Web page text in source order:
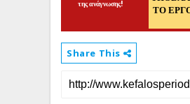
Share This